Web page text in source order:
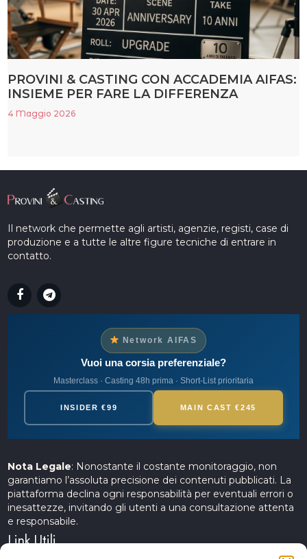
PROVINI & CASTING CON ACCADEMIA AIFAS:
INSIEME PER FARE LA DIFFERENZA
4 Maggio 2026
Il network che permette agli artisti, agenzie, registi, case di
produzione e a tutte le altre figure tecniche di entrare in
contatto.
Network AIFAS
Vuoi una corsia preferenziale?
Masterclass · Casting 48h prima · Short-List prioritaria
INSIDER €99 MAIN CAST €245
Nota Legale: Nonostante il costante monitoraggio, non
garantiamo l’assoluta precisione dei contenuti pubblicati. La
piattaforma declina ogni responsabilità per eventuali errori o
inesattezze, invitando gli utenti a una consultazione attenta
e responsabile.
Link Utili